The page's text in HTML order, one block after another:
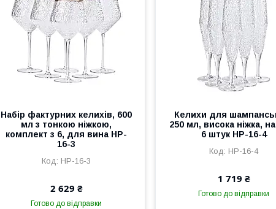
Набір фактурних келихів, 600
мл з тонкою ніжкою,
комплект з 6, для вина HP-
16-3
HP-16-3
2 629 ₴
Готово до відправки
Келихи для
250 мл, висока ніжка,
6 штук HP-16-4
HP-16-4
1 719 ₴
Готово до відправки